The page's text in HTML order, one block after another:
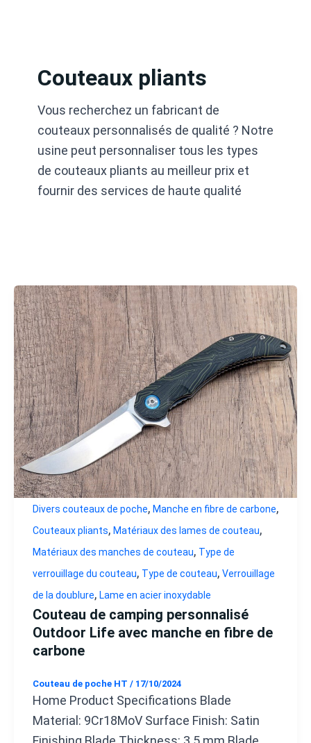
Couteaux pliants
Vous recherchez un fabricant de
couteaux personnalisés de qualité ? Notre
usine peut personnaliser tous les types
de couteaux pliants au meilleur prix et
fournir des services de haute qualité
Divers couteaux de poche, Manche en fibre de carbone,
Couteaux pliants, Matériaux des lames de couteau,
Matériaux des manches de couteau, Type de
verrouillage du couteau, Type de couteau, Verrouillage
de la doublure, Lame en acier inoxydable
Couteau de camping personnalisé
Outdoor Life avec manche en fibre de
carbone
Couteau de poche HT / 17/10/2024
Home Product Specifications Blade
Material: 9Cr18MoV Surface Finish: Satin